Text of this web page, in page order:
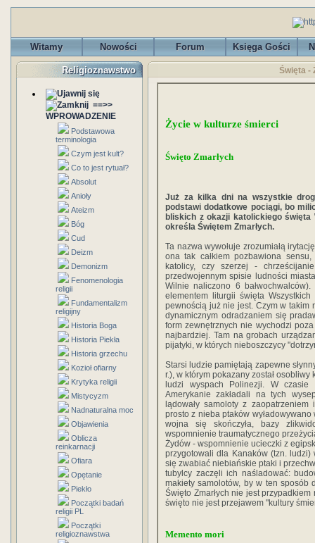
Witamy Nowości Forum Księga Gości
Religioznawstwo
==>>
WPROWADZENIE
Podstawowa
terminologia
Czym jest kult?
Co to jest rytuał?
Absolut
Anioły
Ateizm
Bóg
Cud
Deizm
Demonizm
Fenomenologia
religii
Fundamentalizm
religijny
Historia Boga
Historia Piekła
Historia grzechu
Kozioł ofiarny
Krytyka religii
Mistycyzm
Nadnaturalna moc
Objawienia
Oblicza
reinkarnacji
Ofiara
Opętanie
Piekło
Początki badań
religii PL
Początki
religioznawstwa
Święta -
Życie w kulturze śmierci
Święto Zmarłych
Już za kilka dni na wszystkie
podstawi dodatkowe pociągi, bo
bliskich z okazji katolickiego
określa Świętem Zmarłych.
Ta nazwa wywołuje zrozumiałą
ona tak całkiem pozbawiona
katolicy, czy szerzej -
przedwojennym spisie ludności
Wilnie naliczono 6
elementem liturgii święta
pewnością już nie jest. Czym w takim
dynamicznym odradzaniem się
form zewnętrznych nie wychodzi
najbardziej. Tam na grobach
pijatyki, w których nieboszczycy
Starsi ludzie pamiętają zapewne
r.), w którym pokazany został
ludzi wyspach Polinezji. W
Amerykanie zakładali na tych
lądowały samoloty z
prosto z nieba ptaków
wojna się skończyła, bazy
wspomnienie traumatycznego
Żydów - wspomnienie ucieczki z
przygotowali dla Kanaków (tzn.
się zwabiać niebiańskie ptaki i
tubylcy zaczęli ich naśladować:
makiety samolotów, by w ten sposób
Święto Zmarłych nie jest
święto nie jest przejawem "kultury
Memento mori